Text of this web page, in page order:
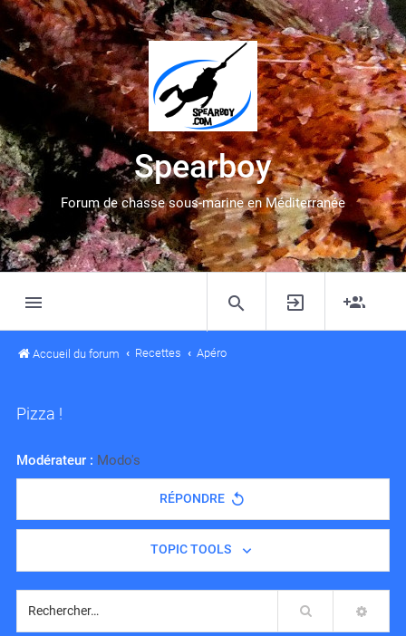
Spearboy
Forum de chasse sous-marine en Méditerranée
Accueil du forum Recettes Apéro
Pizza !
Modérateur : Modo's
RÉPONDRE
TOPIC TOOLS
Rechercher